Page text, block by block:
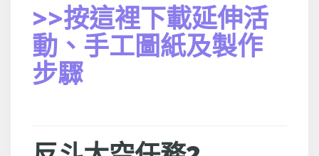
>>按這裡下載延伸活
動、手工圖紙及製作
步驟